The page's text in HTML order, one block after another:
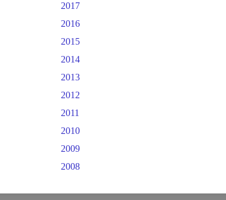
2017
2016
2015
2014
2013
2012
2011
2010
2009
2008